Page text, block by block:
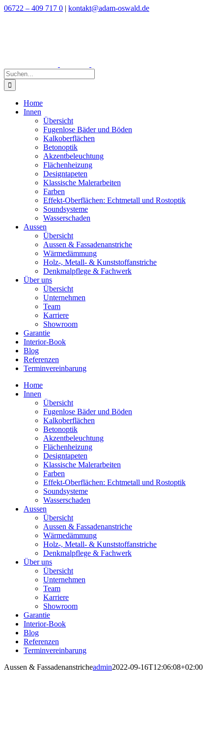
Zum
06722 – 409 717 0 | kontakt@adam-oswald.de
Suche
nach:
Home
Innen
Übersicht
Fugenlose Bäder und Böden
Kalkoberflächen
Betonoptik
Akzentbeleuchtung
Flächenheizung
Designtapeten
Klassische Malerarbeiten
Farben
Effekt-Oberflächen: Echtmetall und Rostoptik
Soundsysteme
Wasserschaden
Aussen
Übersicht
Aussen & Fassadenanstriche
Wärmedämmung
Holz-, Metall- & Kunststoffanstriche
Denkmalpflege & Fachwerk
Über uns
Übersicht
Unternehmen
Team
Karriere
Showroom
Garantie
Interior-Book
Blog
Referenzen
Terminvereinbarung
Home
Innen
Übersicht
Fugenlose Bäder und Böden
Kalkoberflächen
Betonoptik
Akzentbeleuchtung
Flächenheizung
Designtapeten
Klassische Malerarbeiten
Farben
Effekt-Oberflächen: Echtmetall und Rostoptik
Soundsysteme
Wasserschaden
Aussen
Übersicht
Aussen & Fassadenanstriche
Wärmedämmung
Holz-, Metall- & Kunststoffanstriche
Denkmalpflege & Fachwerk
Über uns
Übersicht
Unternehmen
Team
Karriere
Showroom
Garantie
Interior-Book
Blog
Referenzen
Terminvereinbarung
Aussen & Fassadenanstricheadmin2022-09-16T12:06:08+02:00